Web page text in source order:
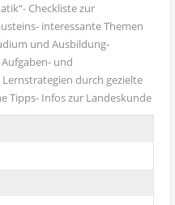
Checkliste zur
interessante Themen
und Ausbildung-
und
durch gezielte
Tipps- Infos zur Landeskunde